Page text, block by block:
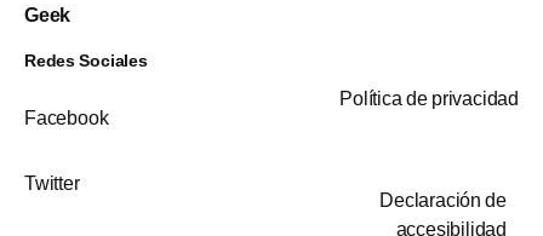
Geek
Redes Sociales
Facebook
Twitter
Política de privacidad
Declaración de
accesibilidad